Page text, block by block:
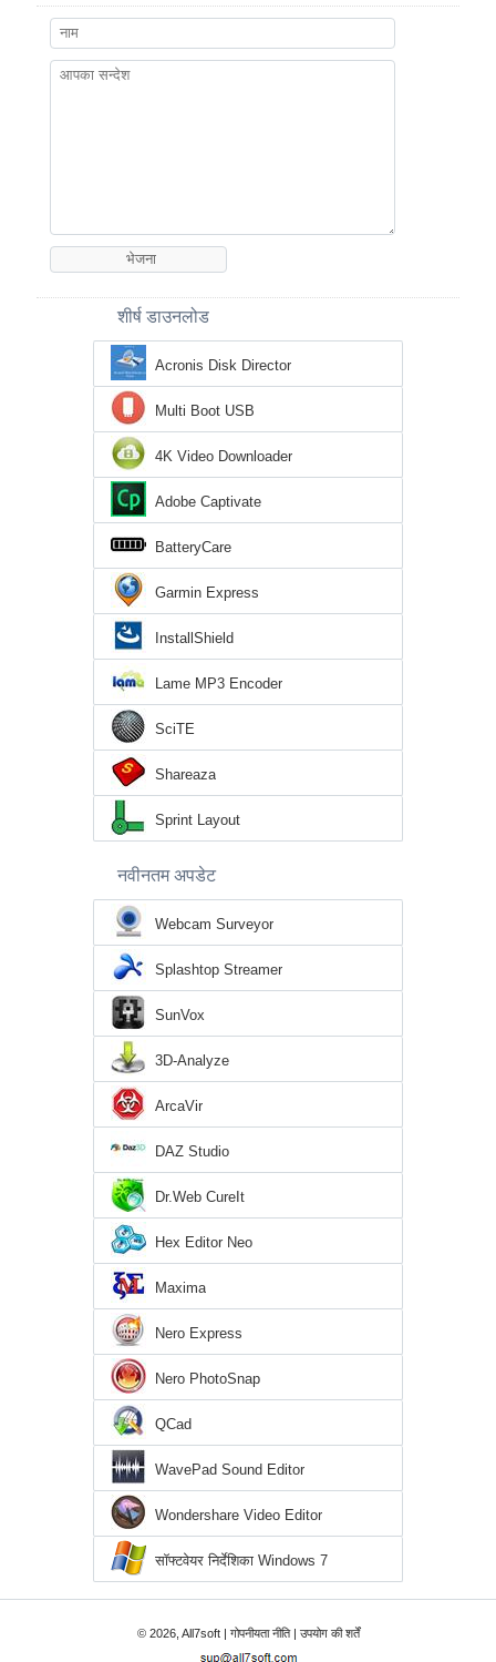
शीर्ष डाउनलोड
Acronis Disk Director
Multi Boot USB
4K Video Downloader
Adobe Captivate
BatteryCare
Garmin Express
InstallShield
Lame MP3 Encoder
SciTE
Shareaza
Sprint Layout
नवीनतम अपडेट
Webcam Surveyor
Splashtop Streamer
SunVox
3D-Analyze
ArcaVir
DAZ Studio
Dr.Web CureIt
Hex Editor Neo
Maxima
Nero Express
Nero PhotoSnap
QCad
WavePad Sound Editor
Wondershare Video Editor
सॉफ्टवेयर निर्देशिका Windows 7
© 2026, All7soft | गोपनीयता नीति| उपयोग की शर्तें